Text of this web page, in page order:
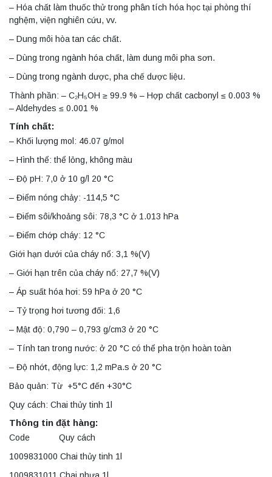
– Hóa chất làm thuốc thử trong phân tích hóa học tại phòng thí
nghệm, viện nghiên cứu, vv.
– Dung môi hòa tan các chất.
– Dùng trong ngành hóa chất, làm dung môi pha sơn.
– Dùng trong ngành dược, pha chế dược liệu.
Thành phần: – C₂H₅OH ≥ 99.9 % – Hợp chất cacbonyl ≤ 0.003 %
– Aldehydes ≤ 0.001 %
Tính chất:
– Khối lượng mol: 46.07 g/mol
– Hình thể: thể lỏng, không màu
– Độ pH: 7,0 ở 10 g/l 20 °C
– Điểm nóng chảy: -114,5 °C
– Điểm sôi/khoảng sôi: 78,3 °C ở 1.013 hPa
– Điểm chớp cháy: 12 °C
Giới hạn dưới của cháy nổ: 3,1 %(V)
– Giới hạn trên của cháy nổ: 27,7 %(V)
– Áp suất hóa hơi: 59 hPa ở 20 °C
– Tỷ trọng hơi tương đối: 1,6
– Mật độ: 0,790 – 0,793 g/cm3 ở 20 °C
– Tính tan trong nước: ở 20 °C có thể pha trộn hoàn toàn
– Độ nhớt, động lực: 1,2 mPa.s ở 20 °C
Bảo quản: Từ +5°C đến +30°C
Quy cách: Chai thủy tinh 1l
Thông tin đặt hàng:
Code Quy cách
1009831000 Chai thủy tinh 1l